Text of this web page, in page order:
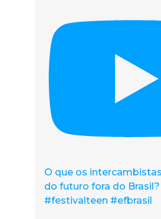
O que os
do futuro fora do
#festivalteen #efbrasil